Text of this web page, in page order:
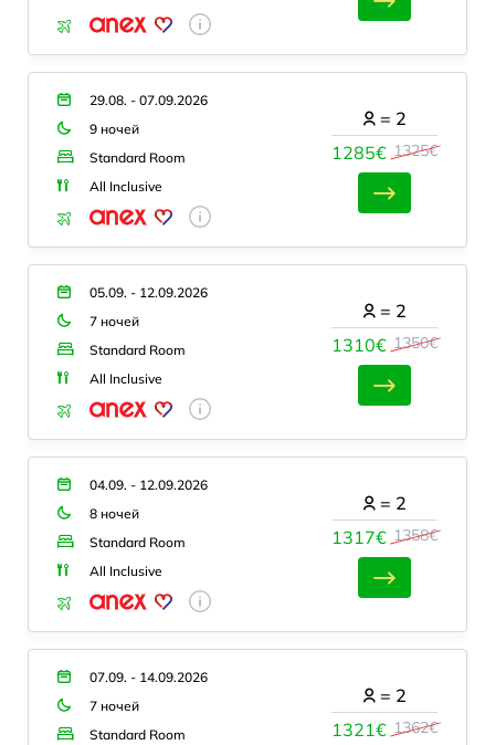
29.08. - 07.09.2026
9 ночей
Standard Room
All Inclusive
1285€ 1325€
= 2
05.09. - 12.09.2026
7 ночей
Standard Room
All Inclusive
1310€ 1350€
= 2
04.09. - 12.09.2026
8 ночей
Standard Room
All Inclusive
1317€ 1358€
= 2
07.09. - 14.09.2026
7 ночей
Standard Room
1321€ 1362€
= 2